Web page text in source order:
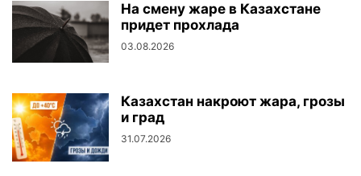
На смену жаре в Казахстане
придет прохлада
03.08.2026
Казахстан накроют жара, грозы
и град
31.07.2026